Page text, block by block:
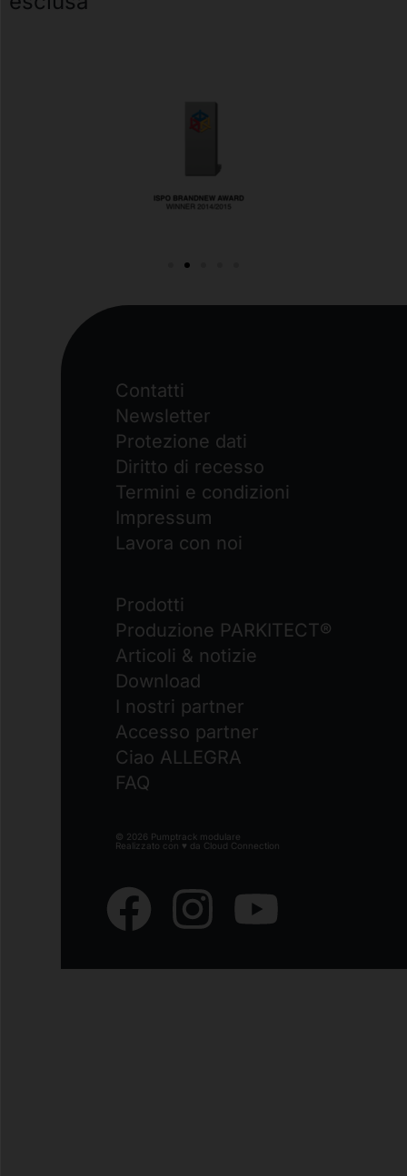
Contatti
Newsletter
Protezione dati
Diritto di recesso
Termini e condizioni
Impressum
Lavora con noi
Prodotti
Produzione PARKITECT®
Articoli & notizie
Download
I nostri partner
Accesso partner
Ciao ALLEGRA
FAQ
© 2026 Pumptrack modulare
Realizzato con ♥ da Cloud Connection